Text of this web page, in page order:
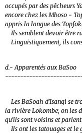
occupés par des pêcheurs
encore chez les Mboso -
appris la langue des
Ils semblent devoir être
Linguistiquement, ils
d.- Apparentés aux BaSoo
Les BaSoah d’Isangi se
la rivière Lokombe; on les
qu’ils sont voisins et
Ils ont les tatouages et le